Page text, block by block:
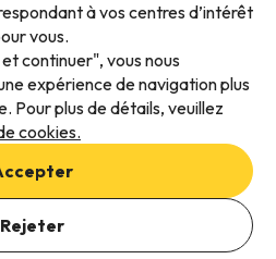
à vos centres d’intérêt
vous.
continuer", vous nous
expérience de navigation plus
Pour plus de détails, veuillez
cookies.
Rejeter